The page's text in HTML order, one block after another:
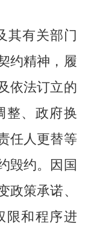
其有关部门
约精神，履
依法订立的
整、政府换
任人更替等
毁约。因国
策承诺、
限和程序进